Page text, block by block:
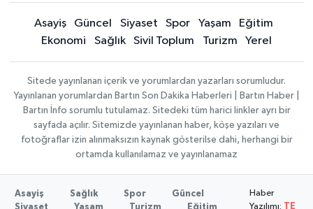
Asayiş Güncel Siyaset Spor Yaşam
Eğitim
Ekonomi
Sağlık Sivil Toplum Turizm Yerel
Sitede yayınlanan içerik ve yorumlardan yazarları sorumludur.
Yayınlanan yorumlardan Bartın Son Dakika Haberleri | Bartın Haber |
Bartın İnfo sorumlu tutulamaz. Sitedeki tüm harici linkler ayrı bir
sayfada açılır. Sitemizde yayınlanan haber, köşe yazıları ve
fotoğraflar izin alınmaksızın kaynak gösterilse dahi, herhangi bir
ortamda kullanılamaz ve yayınlanamaz
Asayiş Sağlık Spor
Güncel
Siyaset
Yaşam Turizm Eğitim
Haber
Yazılımı: TE